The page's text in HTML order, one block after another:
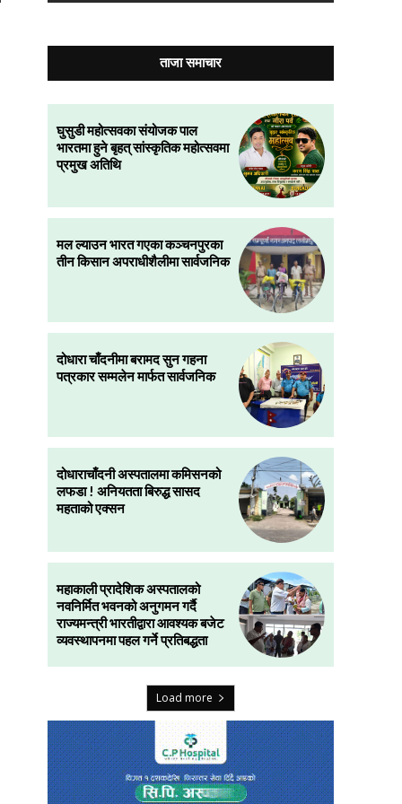
ताजा समाचार
घुसुडी महोत्सवका संयोजक पाल
भारतमा हुने बृहत् सांस्कृतिक महोत्सवमा
प्रमुख अतिथि
मल ल्याउन भारत गएका कञ्चनपुरका
तीन किसान अपराधीशैलीमा सार्वजनिक
दोधारा चाँदनीमा बरामद सुन गहना
पत्रकार सम्मलेन मार्फत सार्वजनिक
दोधाराचाँदनी अस्पतालमा कमिसनको
लफडा ! अनियतता बिरुद्ध सासद
महताको एक्सन
महाकाली प्रादेशिक अस्पतालको
नवनिर्मित भवनको अनुगमन गर्दै
राज्यमन्त्री भारतीद्वारा आवश्यक बजेट
व्यवस्थापनमा पहल गर्ने प्रतिबद्धता
Load more